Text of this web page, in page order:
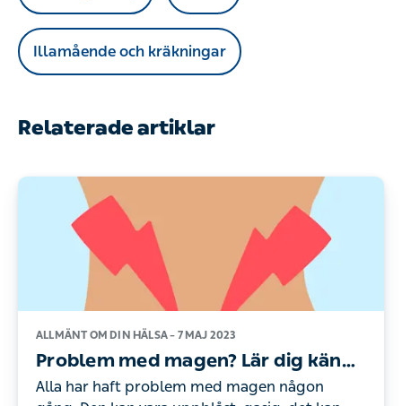
Illamående och kräkningar
Relaterade artiklar
ALLMÄNT OM DIN HÄLSA – 7 MAJ 2023
Problem med magen? Lär dig känna
igen symptomen
Alla har haft problem med magen någon